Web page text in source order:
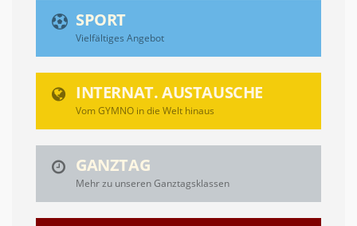
SPORT
Vielfältiges Angebot
INTERNAT. AUSTAUSCHE
Vom GYMNO in die Welt hinaus
GANZTAG
Mehr zu unseren Ganztagsklassen